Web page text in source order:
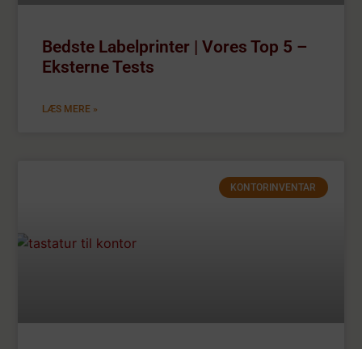
Bedste Labelprinter | Vores Top 5 –
Eksterne Tests
LÆS MERE »
KONTORINVENTAR